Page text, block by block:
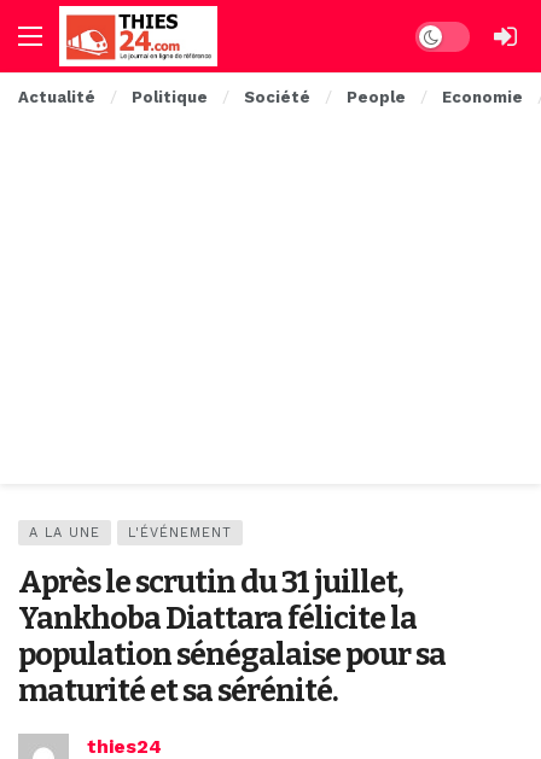
Dark mode
Actualité Politique Société People Economie
A LA UNE L'ÉVÉNEMENT
Après le scrutin du 31 juillet,
Yankhoba Diattara félicite la
population sénégalaise pour sa
maturité et sa sérénité.
thies24